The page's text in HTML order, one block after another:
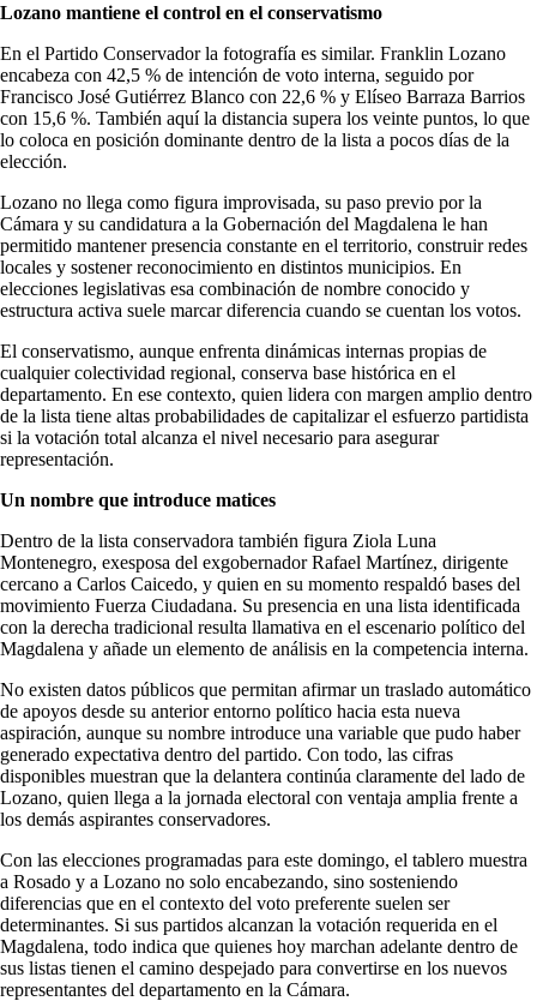
Lozano mantiene el control en el conservatismo
En el Partido Conservador la fotografía es similar. Franklin Lozano
encabeza con 42,5 % de intención de voto interna, seguido por
Francisco José Gutiérrez Blanco con 22,6 % y Elíseo Barraza Barrios
con 15,6 %. También aquí la distancia supera los veinte puntos, lo que
lo coloca en posición dominante dentro de la lista a pocos días de la
elección.
Lozano no llega como figura improvisada, su paso previo por la
Cámara y su candidatura a la Gobernación del Magdalena le han
permitido mantener presencia constante en el territorio, construir redes
locales y sostener reconocimiento en distintos municipios. En
elecciones legislativas esa combinación de nombre conocido y
estructura activa suele marcar diferencia cuando se cuentan los votos.
El conservatismo, aunque enfrenta dinámicas internas propias de
cualquier colectividad regional, conserva base histórica en el
departamento. En ese contexto, quien lidera con margen amplio dentro
de la lista tiene altas probabilidades de capitalizar el esfuerzo partidista
si la votación total alcanza el nivel necesario para asegurar
representación.
Un nombre que introduce matices
Dentro de la lista conservadora también figura Ziola Luna
Montenegro, exesposa del exgobernador Rafael Martínez, dirigente
cercano a Carlos Caicedo, y quien en su momento respaldó bases del
movimiento Fuerza Ciudadana. Su presencia en una lista identificada
con la derecha tradicional resulta llamativa en el escenario político del
Magdalena y añade un elemento de análisis en la competencia interna.
No existen datos públicos que permitan afirmar un traslado automático
de apoyos desde su anterior entorno político hacia esta nueva
aspiración, aunque su nombre introduce una variable que pudo haber
generado expectativa dentro del partido. Con todo, las cifras
disponibles muestran que la delantera continúa claramente del lado de
Lozano, quien llega a la jornada electoral con ventaja amplia frente a
los demás aspirantes conservadores.
Con las elecciones programadas para este domingo, el tablero muestra
a Rosado y a Lozano no solo encabezando, sino sosteniendo
diferencias que en el contexto del voto preferente suelen ser
determinantes. Si sus partidos alcanzan la votación requerida en el
Magdalena, todo indica que quienes hoy marchan adelante dentro de
sus listas tienen el camino despejado para convertirse en los nuevos
representantes del departamento en la Cámara.